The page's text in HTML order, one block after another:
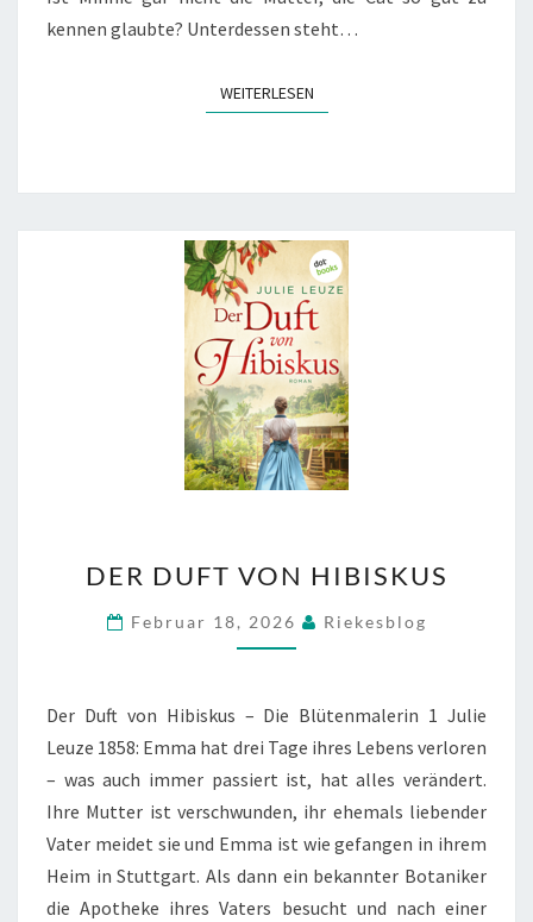
kennen glaubte? Unterdessen steht…
WEITERLESENWEITERLESEN
DUFT
VON
HIBISKUS
DER DUFT VON HIBISKUS
Februar 18, 2026 Riekesblog
Der Duft von Hibiskus – Die Blütenmalerin 1 Julie
Leuze 1858: Emma hat drei Tage ihres Lebens verloren
– was auch immer passiert ist, hat alles verändert.
Ihre Mutter ist verschwunden, ihr ehemals liebender
Vater meidet sie und Emma ist wie gefangen in ihrem
Heim in Stuttgart. Als dann ein bekannter Botaniker
die Apotheke ihres Vaters besucht und nach einer